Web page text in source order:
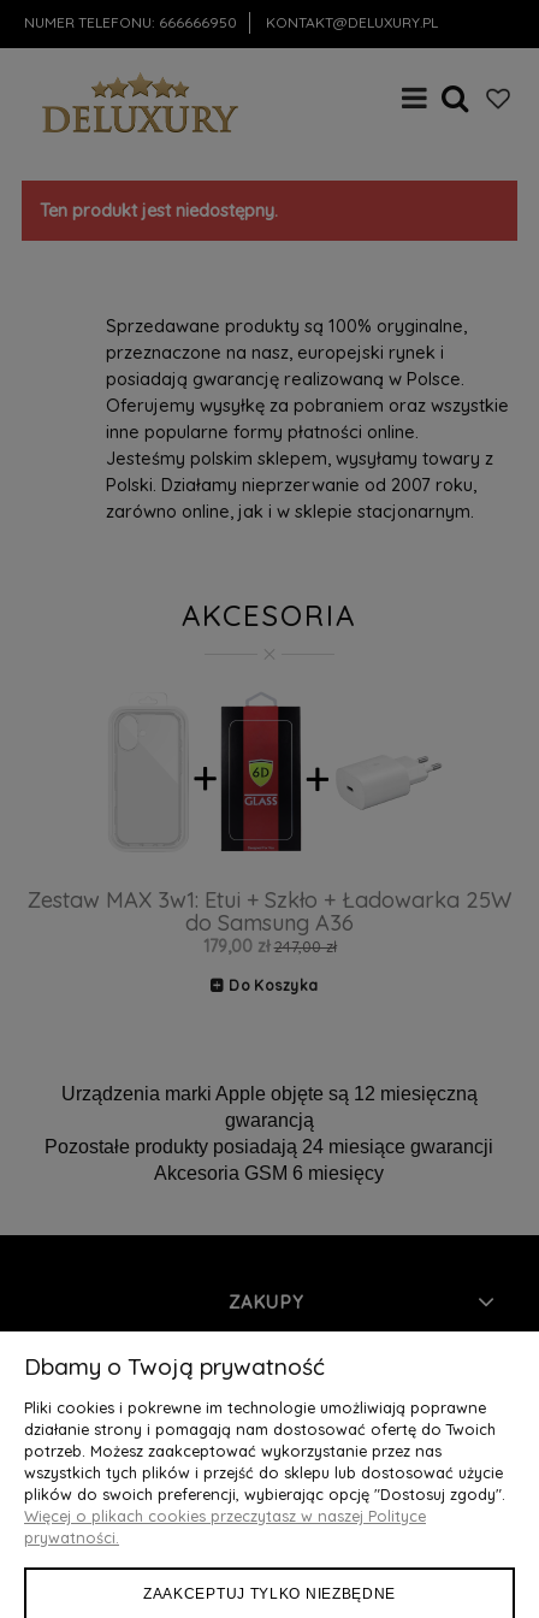
NUMER TELEFONU: 666666950 KONTAKT@DELUXURY.PL
Ten produkt jest niedostępny.
Sprzedawane produkty są 100% oryginalne,
przeznaczone na nasz, europejski rynek i
posiadają gwarancję realizowaną w Polsce.
Oferujemy wysyłkę za pobraniem oraz wszystkie
inne popularne formy płatności online.
Jesteśmy polskim sklepem, wysyłamy towary z
Polski. Działamy nieprzerwanie od 2007 roku,
zarówno online, jak i w sklepie stacjonarnym.
AKCESORIA
Zestaw MAX 3w1: Etui + Szkło + Ładowarka 25W
do Samsung A36
179,00 zł 247,00 zł
Do Koszyka
Urządzenia marki Apple objęte są 12 miesięczną
gwarancją
Pozostałe produkty posiadają 24 miesiące gwarancji
Akcesoria GSM 6 miesięcy
ZAKUPY
INFORMACJE
MOJE KONTO
O NAS
Deluxury.pl
Dbamy o Twoją prywatność
Pliki cookies i pokrewne im technologie umożliwiają poprawne
działanie strony i pomagają nam dostosować ofertę do Twoich
potrzeb. Możesz zaakceptować wykorzystanie przez nas
wszystkich tych plików i przejść do sklepu lub dostosować użycie
plików do swoich preferencji, wybierając opcję "Dostosuj zgody".
Więcej o plikach cookies przeczytasz w naszej Polityce
prywatności.
ZAAKCEPTUJ TYLKO NIEZBĘDNE